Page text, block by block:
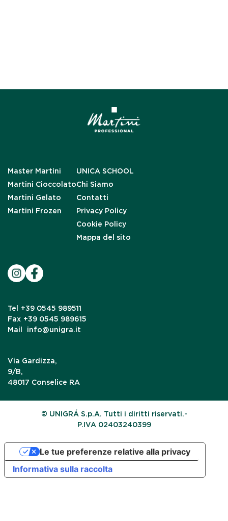
Master Martini
Martini Cioccolato
Martini Gelato
Martini Frozen
UNICA SCHOOL
Chi Siamo
Contatti
Privacy Policy
Cookie Policy
Mappa del sito
Tel
+39 0545 989511
Fax +39 0545 989615
Mail
info@unigra.it
Via Gardizza,
9/B,
48017 Conselice RA
© UNIGRÁ S.p.A. Tutti i diritti riservati.-
P.IVA 02403240399
Informativa sulla raccolta
Le tue preferenze relative alla privacy